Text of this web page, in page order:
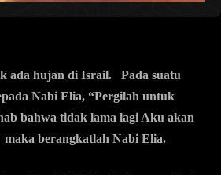
ada hujan di Israil. Pada suatu
Nabi Elia, “Pergilah untuk
bahwa tidak lama lagi Aku akan
berangkatlah Nabi Elia.